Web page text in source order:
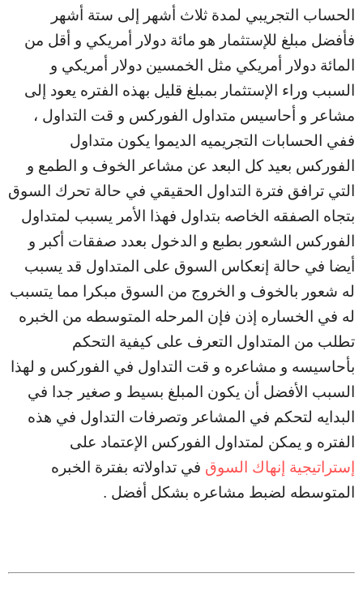
الحساب التجريبي لمدة ثلاث أشهر إلى ستة أشهر
فأفضل مبلغ للإستثمار هو مائة دولار أمريكي و أقل من
المائة دولار أمريكي مثل الخمسين دولار أمريكي و
السبب وراء الإستثمار بمبلغ قليل بهذه الفتره يعود إلى
مشاعر و أحاسيس متداول الفوركس و قت التداول ،
ففي الحسابات التجريميه الديموا يكون متداول
الفوركس بعيد كل البعد عن مشاعر الخوف و الطمع و
التي ترافق فترة التداول الحقيقي في حالة تحرك السوق
بتجاه الصفقه الخاصه بتداول فهذا الأمر يسبب لمتداول
الفوركس الشعور بطبع و الدخول بعدد صفقات أكبر و
أيضا في حالة إنعكاس السوق على المتداول قد يسبب
له شعور بالخوف و الخروج من السوق مبكرا مما يتسبب
له في الخساره إذن فإن المرحله المتوسطه من الخبره
تطلب من المتداول التعرف على كيفية التحكم
بأحاسيسه و مشاعره و قت التداول في الفوركس و لهذا
السبب الأفضل أن يكون المبلغ بسيط و صغير جدا في
البدايه لتحكم في المشاعر وتصرفات التداول في هذه
الفتره و يمكن لمتداول الفوركس الإعتماد على
إستراتيجية إنهاك السوق في تداولاته بفترة الخبره
المتوسطه لضبط مشاعره بشكل أفضل .